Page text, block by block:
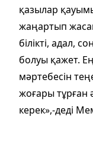
қазылар
жаңартып
білікті, адал,
болуы қажет.
мәртебесін
жоғары тұрған
керек»,-деді